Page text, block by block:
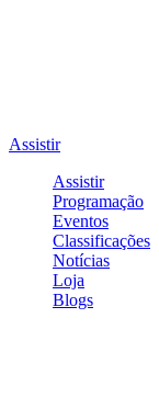
Assistir
Assistir
Programação
Eventos
Classificações
Notícias
Loja
Blogs